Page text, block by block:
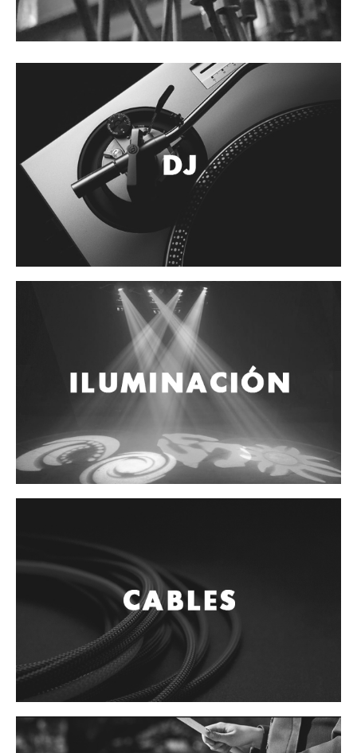
Banjo
Mariachi
Guitarra Metal
Guitarra Nylon
Guitarra Electrica
Otros instrumentos de arco
Otros instrumentos de Cuerdas